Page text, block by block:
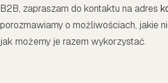
B2B, zapraszam do kontaktu na adres
porozmawiamy o możliwościach, jakie
jak możemy je razem wykorzystać.